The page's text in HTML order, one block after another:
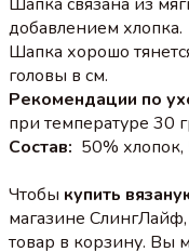
добавлением хлопка.
Шапка хорошо
головы в см.
Рекомендации по
при температуре 30
Состав: 50%
Чтобы купить
магазине
товар в корзину. Вы